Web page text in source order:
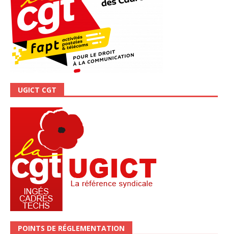
UGICT CGT
POINTS DE RÉGLEMENTATION